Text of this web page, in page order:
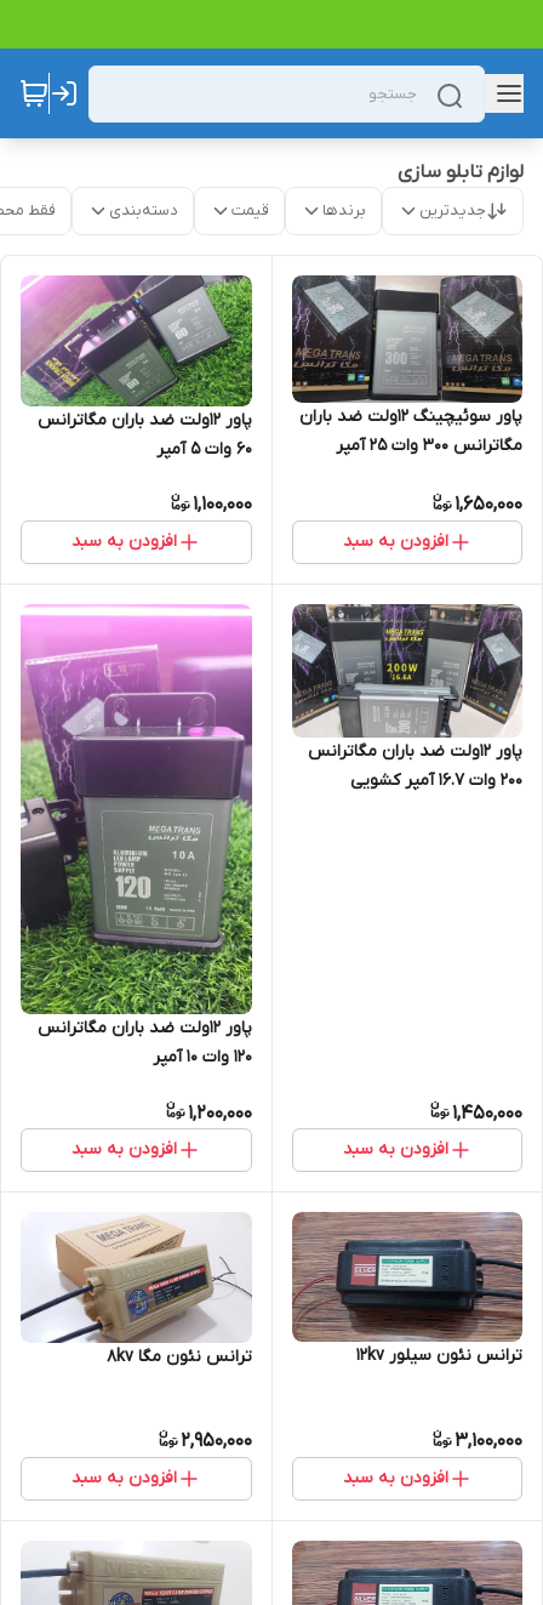
لوازم تابلو سازی
جدیدترین برندها قیمت دسته‌بندی فقط
پاور سوئیچینگ ۱۲ولت ضد باران
مگاترانس 300 وات ۲۵ آمپر
1,650,000
افزودن به سبد
پاور ۱۲ولت ضد باران مگاترانس
۶۰ وات ۵ آمپر
1,100,000
افزودن به سبد
پاور ۱۲ولت ضد باران مگاترانس
200 وات 16.7 آمپر کشویی
1,450,000
افزودن به سبد
پاور ۱۲ولت ضد باران مگاترانس
۱2۰ وات 10 آمپر
1,200,000
افزودن به سبد
ترانس نئون سیلور 12kv
3,100,000
افزودن به سبد
ترانس نئون مگا 8kv
2,950,000
افزودن به سبد